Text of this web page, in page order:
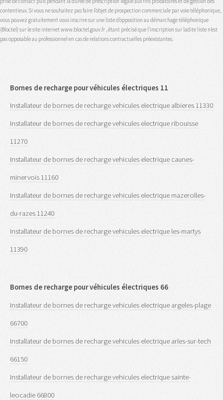
contentieux. Si vous ne souhaitez pas faire l’objet de prospection commerciale par voie téléphonique,
vous pouvez gratuitement vous inscrire sur une liste d’opposition au démarchage téléphonique
(Bloctel) sur le site internet www.bloctel.gouv.fr , étant précisé que l’inscription sur ladite liste n’est
pas opposable au professionnel en cas de relations contractuelles préexistantes.
Bornes de recharge pour véhicules électriques 11
Installateur de bornes de recharge vehicules electrique albieres 11330
Installateur de bornes de recharge vehicules electrique ribouisse
11270
Installateur de bornes de recharge vehicules electrique caunes-
minervois 11160
Installateur de bornes de recharge vehicules electrique mazerolles-
du-razes 11240
Installateur de bornes de recharge vehicules electrique les-martys
11390
Bornes de recharge pour véhicules électriques 66
Installateur de bornes de recharge vehicules electrique argeles-plage
66700
Installateur de bornes de recharge vehicules electrique arles-sur-tech
66150
Installateur de bornes de recharge vehicules electrique sainte-
leocadie 66800